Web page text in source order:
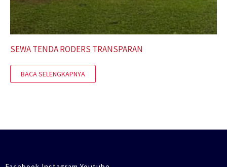
SEWA TENDA RODERS TRANSPARAN
BACA SELENGKAPNYA